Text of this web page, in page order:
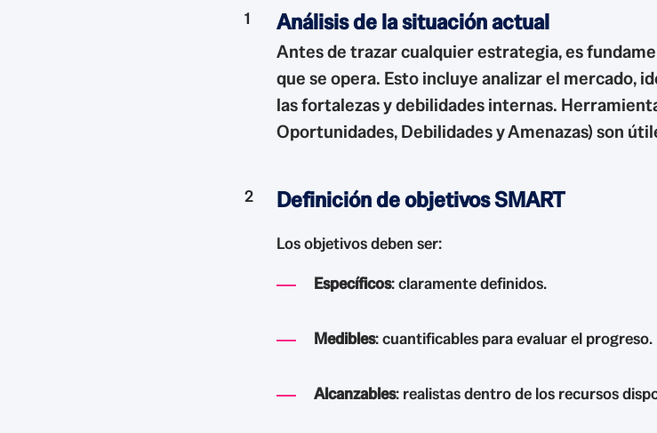
Análisis de la situación actual
Antes de trazar cualquier estrategia, es
que se opera. Esto incluye analizar el mercado,
las fortalezas y debilidades internas.
Oportunidades, Debilidades y Amenazas) son
Definición de objetivos SMART
Los objetivos deben ser:
Específicos: claramente definidos.
Medibles: cuantificables para evaluar el progreso.
Alcanzables: realistas dentro de los recursos